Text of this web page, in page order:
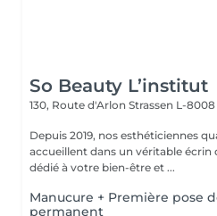
So Beauty L’institut
130, Route d'Arlon Strassen L-8008
Depuis 2019, nos esthéticiennes
accueillent dans un véritable
dédié à votre bien-être et ...
Manucure + Première pose
permanent